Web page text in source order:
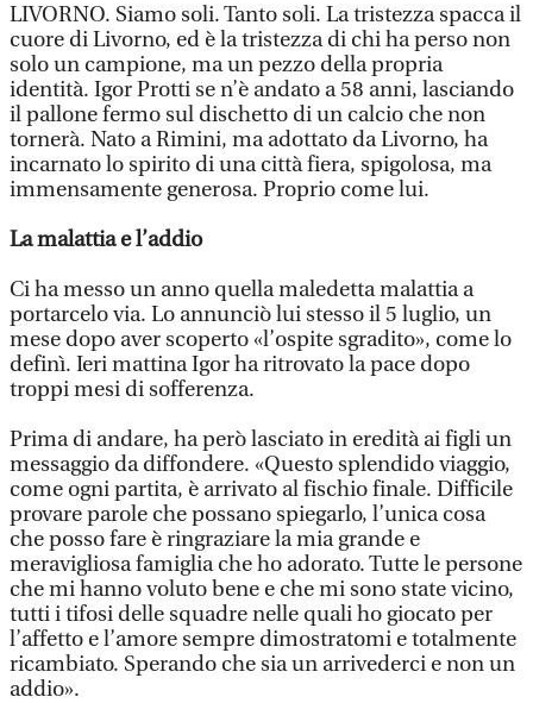
LIVORNO. Siamo soli. Tanto soli. La tristezza spacca il
cuore di Livorno, ed è la tristezza di chi ha perso non
solo un campione, ma un pezzo della propria
identità. Igor Protti se n’è andato a 58 anni, lasciando
il pallone fermo sul dischetto di un calcio che non
tornerà. Nato a Rimini, ma adottato da Livorno, ha
incarnato lo spirito di una città fiera, spigolosa, ma
immensamente generosa. Proprio come lui.
La malattia e l’addio
Ci ha messo un anno quella maledetta malattia a
portarcelo via. Lo annunciò lui stesso il 5 luglio, un
mese dopo aver scoperto «l’ospite sgradito», come lo
definì. Ieri mattina Igor ha ritrovato la pace dopo
troppi mesi di sofferenza.
Prima di andare, ha però lasciato in eredità ai figli un
messaggio da diffondere. «Questo splendido viaggio,
come ogni partita, è arrivato al fischio finale. Difficile
provare parole che possano spiegarlo, l’unica cosa
che posso fare è ringraziare la mia grande e
meravigliosa famiglia che ho adorato. Tutte le persone
che mi hanno voluto bene e che mi sono state vicino,
tutti i tifosi delle squadre nelle quali ho giocato per
l’affetto e l’amore sempre dimostratomi e totalmente
ricambiato. Sperando che sia un arrivederci e non un
addio».